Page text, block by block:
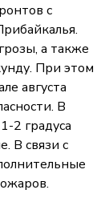
с
а также
При этом
августа
В
2 градуса
В связи с